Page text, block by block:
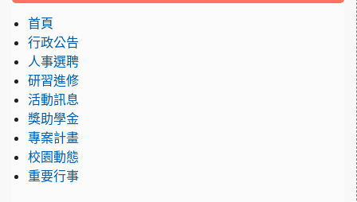
首頁
行政公告
人事選聘
研習進修
活動訊息
獎助學金
專案計畫
校園動態
重要行事